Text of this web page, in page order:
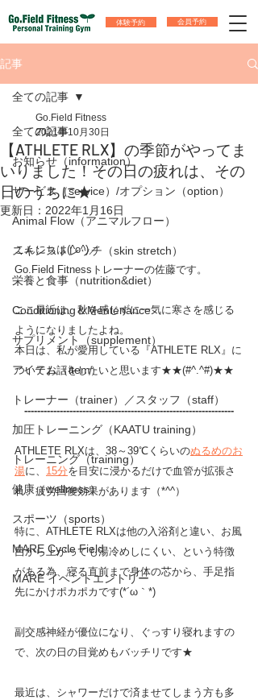
体験予約 会員予約
記事
全ての記事
お知らせ（information）
サービス（service）/オプション（option）
Animal Flow（アニマルフロー）
スキンストレッチ（skin stretch）
栄養と食事（nutrition&diet）
Conditioning＆Mentenance
サプリメント（supplement）
アイテム（item）
トレーナー（trainer）／スタッフ（staff）
加圧トレーニング（KAATU training）
トレーニング（training）
健康（wellness）
スポーツ（sports）
MARE Cycle Field
MARE イベントエントリー
全ての記事
【ATHLETE RLX】の季節がやってま
いりました！その日の疲れは、その
日のうちに★
Go.Field Fitness
2021年10月30日
更新日： 2022年1月16日
こんにちは(^o^)／
Go.Field Fitnessトレーナーの佐藤です。
ここ最近は、秋を感じずに一気に寒さを感じる
ようになりましたよね。
本日は、私が愛用している『ATHLETE RLX』に
ついてお話をしたいと思います★★(#^.^#)★★
-----------------------------------------------------------------
ATHLETE RLXは、38～39℃くらいのぬるめのお
湯に、 15分を目安に浸かるだけで血管が拡張さ
れ、疲労回復効果があります（*^^）
特に、ATHLETE RLXは他の入浴剤と違い、お風
呂から上がっても湯冷めしにくい、という特徴
がある為、寝る直前まで身体の芯から、手足指
先にかけポカポカです(*´ω｀*)
副交感神経が優位になり、ぐっすり寝れますの
で、次の日の目覚めもバッチリです★
最近は、シャワーだけで済ませてしまう方も多